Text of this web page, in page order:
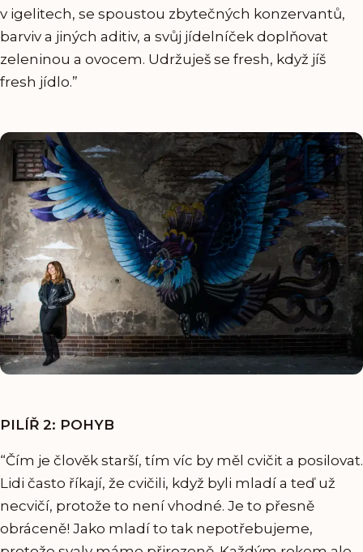
v igelitech, se spoustou zbytečných konzervantů,
barviv a jiných aditiv, a svůj jídelníček doplňovat
zeleninou a ovocem. Udržuješ se fresh, když jíš
fresh jídlo.”
PILÍŘ 2: POHYB
“Čím je člověk starší, tím víc by měl cvičit a posilovat.
Lidi často říkají, že cvičili, když byli mladí a teď už
necvičí, protože to není vhodné. Je to přesně
obráceně! Jako mladí to tak nepotřebujeme,